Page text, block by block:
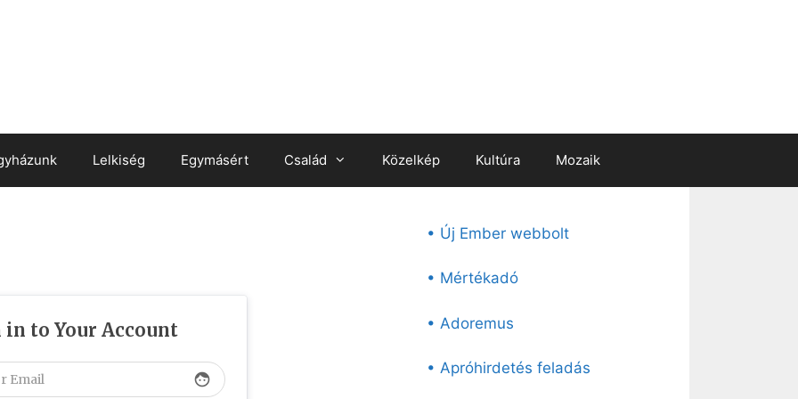
Lelkiség Egymásért Család Közelkép Kultúra Mozaik
in to Your Account
face
• Új Ember webbolt
• Mértékadó
• Adoremus
• Apróhirdetés feladás